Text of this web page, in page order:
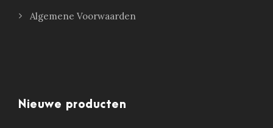
Algemene Voorwaarden
Nieuwe producten